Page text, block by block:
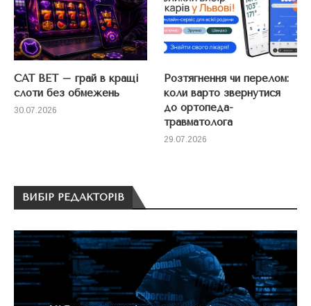
CAT BET – грай в кращі
слоти без обмежень
30.07.2026
Розтягнення чи перелом:
коли варто звернутися
до ортопеда-
травматолога
29.07.2026
ВИБІР РЕДАКТОРІВ